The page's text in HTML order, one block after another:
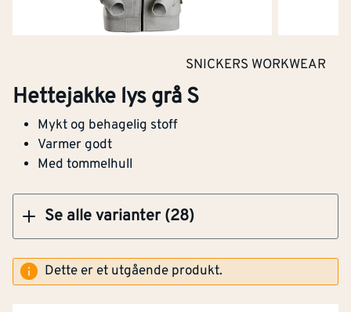
SNICKERS WORKWEAR
Hettejakke lys grå S
Mykt og behagelig stoff
Varmer godt
Med tommelhull
Se alle varianter (28)
Klikk og hent
Dette er et utgående produkt.